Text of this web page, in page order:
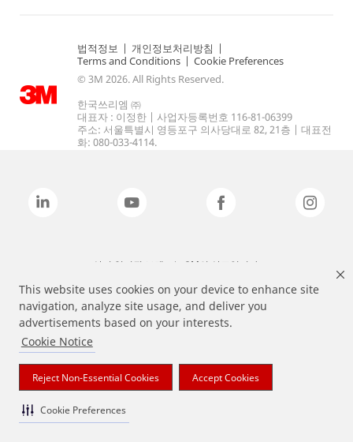
This website uses cookies on your device to enhance site
navigation, analyze site usage, and deliver you
advertisements based on your interests.
Cookie Notice
Reject Non-Essential Cookies Accept Cookies
Cookie Preferences
법적정보 | 개인정보처리방침 |
Terms and Conditions | Cookie Preferences
© 3M 2026. All Rights Reserved.
한국쓰리엠 ㈜
대표자 : 이정한 | 사업자등록번호 116-81-06399
주소: 서울특별시 영등포구 의사당대로 82, 21층 | 대표전
화: 080-033-4114.
상기 열거된 브랜드는 3M의 상표입니다.